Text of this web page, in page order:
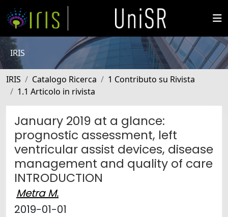
IRIS
IRIS Catalogo Ricerca
1 Contributo su Rivista
1.1 Articolo in rivista
January 2019 at a glance:
prognostic assessment, left
ventricular assist devices, disease
management and quality of care
INTRODUCTION
Metra M.
2019-01-01